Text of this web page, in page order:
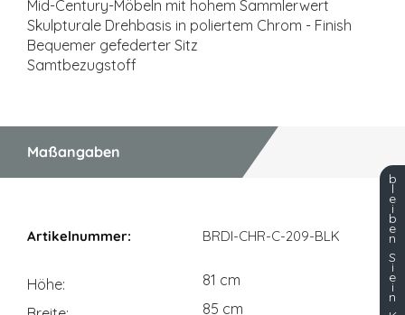
Mid-Century-Möbeln mit hohem Sammlerwert
Skulpturale Drehbasis in poliertem Chrom - Finish
Bequemer gefederter Sitz
Samtbezugstoff
Maßangaben
BRDI-CHR-C-209-BLK
Höhe
81 cm
85 cm
b
l
e
i
b
e
n
S
i
e
i
n